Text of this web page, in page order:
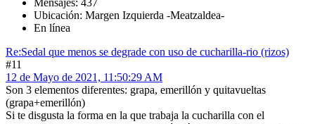
Ubicación: Margen Izquierda -Meatzaldea-
En línea
Re:Sedal que menos se degrade con uso de cucharilla-rio (rizos)
#11
12 de Mayo de 2021, 11:50:29 AM
Son 3 elementos diferentes: grapa, emerillón y quitavueltas
(grapa+emerillón)
Si te disgusta la forma en la que trabaja la cucharilla con el